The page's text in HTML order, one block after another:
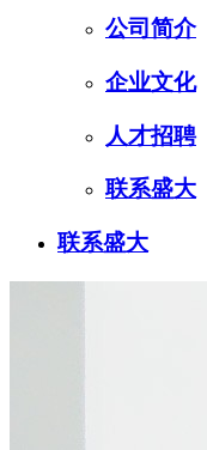
公司简介
企业文化
人才招聘
联系盛大
联系盛大